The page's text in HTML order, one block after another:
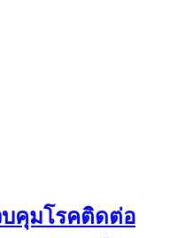
บคุมโรคติดต่อ